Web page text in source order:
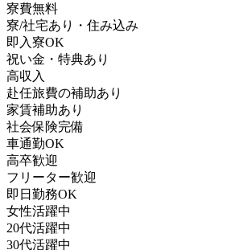
寮費無料
寮/社宅あり・住み込み
即入寮OK
祝い金・特典あり
高収入
赴任旅費の補助あり
家賃補助あり
社会保険完備
車通勤OK
高卒歓迎
フリーター歓迎
即日勤務OK
女性活躍中
20代活躍中
30代活躍中